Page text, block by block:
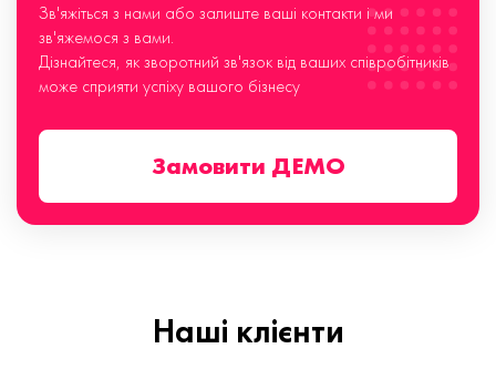
Зв'яжіться з нами або залиште ваші контакти і ми
зв'яжемося з вами.
Дізнайтеся, як зворотний зв'язок від ваших співробітників
може сприяти успіху вашого бізнесу
Замовити ДЕМО
Наші клієнти